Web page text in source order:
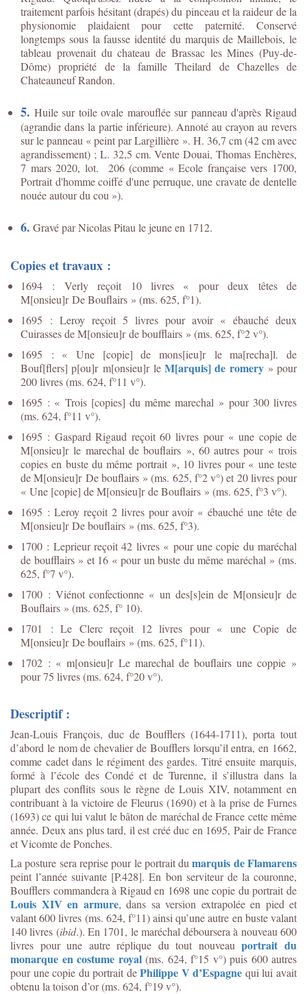
traitement parfois hésitant (drapés) du pinceau et la raideur de la
physionomie plaidaient pour cette paternité. Conservé
longtemps sous la fausse identité du marquis de Maillebois, le
tableau provenait du chateau de Brassac les Mines (Puy-de-
Dôme) propriété de la famille Theilard de Chazelles de
Chateauneuf Randon.
5. Huile sur toile ovale marouflée sur panneau d'après Rigaud
(agrandie dans la partie inférieure). Annoté au crayon au revers
sur le panneau « peint par Largillière ». H. 36,7 cm (42 cm avec
agrandissement) ; L. 32,5 cm. Vente Douai, Thomas Enchères,
7 mars 2020, lot. 206 (comme « Ecole française vers 1700,
Portrait d'homme coiffé d'une perruque, une cravate de dentelle
nouée autour du cou »).
6. Gravé par Nicolas Pitau le jeune en 1712.
Copies et travaux :
1694 : Verly reçoit 10 livres « pour deux têtes de
M[onsieu]r De Bouflairs » (ms. 625, f°1).
1695 : Leroy reçoit 5 livres pour avoir « ébauché deux
Cuirasses de M[onsieu]r de boufflairs » (ms. 625, f°2 v°).
1695 : « Une [copie] de mons[ieu]r le ma[recha]l. de
Bouf[flers] p[ou]r m[onsieu]r le M[arquis] de romery» pour
200 livres (ms. 624, f°11 v°).
1695 : « Trois [copies] du même marechal » pour 300 livres
(ms. 624, f°11 v°).
1695 : Gaspard Rigaud reçoit 60 livres pour « une copie de
M[onsieu]r le marechal de bouflairs », 60 autres pour « trois
copies en buste du même portrait », 10 livres pour « une teste
de M[onsieu]r De bouflairs » (ms. 625, f°2 v°) et 20 livres pour
« Une [copie] de M[onsieu]r de Bouflairs » (ms. 625, f°3 v°).
1695 : Leroy reçoit 2 livres pour avoir « ébauché une tête de
M[onsieu]r De bouflairs » (ms. 625, f°3).
1700 : Leprieur reçoit 42 livres « pour une copie du maréchal
de boufflairs » et 16 « pour un buste du même maréchal » (ms.
625, f°7 v°).
1700 : Viénot confectionne « un des[s]ein de M[onsieu]r de
Bouflairs » (ms. 625, f° 10).
1701 : Le Clerc reçoit 12 livres pour « une Copie de
M[onsieu]r De bouflairs » (ms. 625, f°11).
1702 : « m[onsieu]r Le marechal de bouflairs une coppie »
pour 75 livres (ms. 624, f°20 v°).
Descriptif :
Jean-Louis François, duc de Boufflers (1644-1711), porta tout
d’abord le nom de chevalier de Boufflers lorsqu’il entra, en 1662,
comme cadet dans le régiment des gardes. Titré ensuite marquis,
formé à l’école des Condé et de Turenne, il s’illustra dans la
plupart des conflits sous le règne de Louis XIV, notamment en
contribuant à la victoire de Fleurus (1690) et à la prise de Furnes
(1693) ce qui lui valut le bâton de maréchal de France cette même
année. Deux ans plus tard, il est créé duc en 1695, Pair de France
et Vicomte de Ponches.
La posture sera reprise pour le portrait dumarquis de Flamarens
peint l’année suivante [P.428]. En bon serviteur de la couronne,
Boufflers commandera à Rigaud en 1698 une copie du portrait de
Louis XIV en armure, dans sa version extrapolée en pied et
valant 600 livres (ms. 624, f°11) ainsi qu’une autre en buste valant
140 livres (ibid.). En 1701, le maréchal déboursera à nouveau 600
livres pour une autre réplique du tout nouveauportrait du
monarque en costume royal(ms. 624, f°15 v°) puis 600 autres
pour une copie du portrait dePhilippe V d’Espagne qui lui avait
obtenu la toison d’or (ms. 624, f°19 v°).